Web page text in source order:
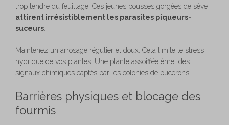
trop tendre du feuillage. Ces jeunes pousses gorgées de sève
attirent irrésistiblement les parasites piqueurs-
suceurs.
Maintenez un arrosage régulier et doux. Cela limite le stress
hydrique de vos plantes. Une plante assoiffée émet des
signaux chimiques captés par les colonies de pucerons.
Barrières physiques et blocage des
fourmis